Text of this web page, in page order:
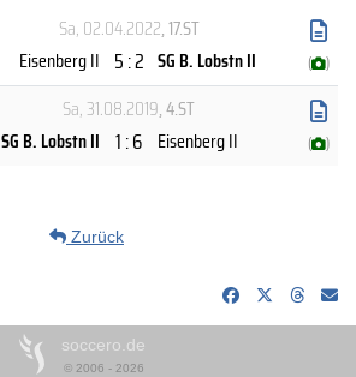
Sa, 02.04.2022, 17.ST
Eisenberg II 5 : 2 SG B. Lobstn II ( )
Sa, 31.08.2019, 4.ST
SG B. Lobstn II 1 : 6 Eisenberg II ( )
Zurück
soccero.de
© 2006 - 2026